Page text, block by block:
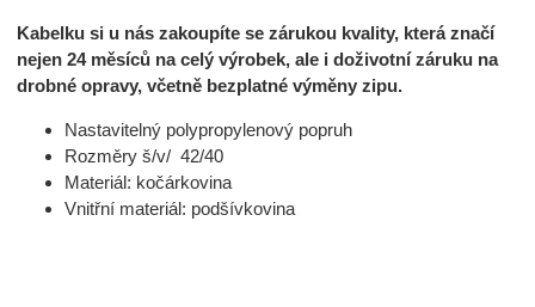
Kabelku si u nás zakoupíte se zárukou kvality, která značí
nejen 24 měsíců na celý výrobek, ale i doživotní záruku na
drobné opravy, včetně bezplatné výměny zipu.
Nastavitelný polypropylenový popruh
Rozměry š/v/ 42/40
Materiál: kočárkovina
Vnitřní materiál: podšívkovina